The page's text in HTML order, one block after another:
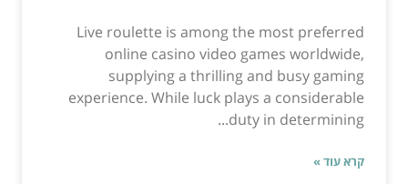
Live roulette is among the most preferred
online casino video games worldwide,
supplying a thrilling and busy gaming
experience. While luck plays a considerable
duty in determining...
קרא עוד »